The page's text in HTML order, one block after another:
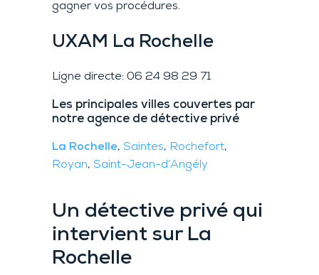
gagner vos procédures.
UXAM La Rochelle
Ligne directe: 06 24 98 29 71
Les principales villes couvertes par
notre agence de détective privé
La Rochelle, Saintes, Rochefort,
Royan, Saint-Jean-d’Angély
Un détective privé qui
intervient sur La
Rochelle